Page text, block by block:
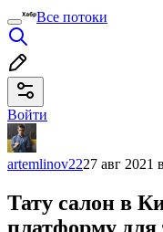
Все потоки
Войти
artemlinov2227 авг 2021
Тату салон в